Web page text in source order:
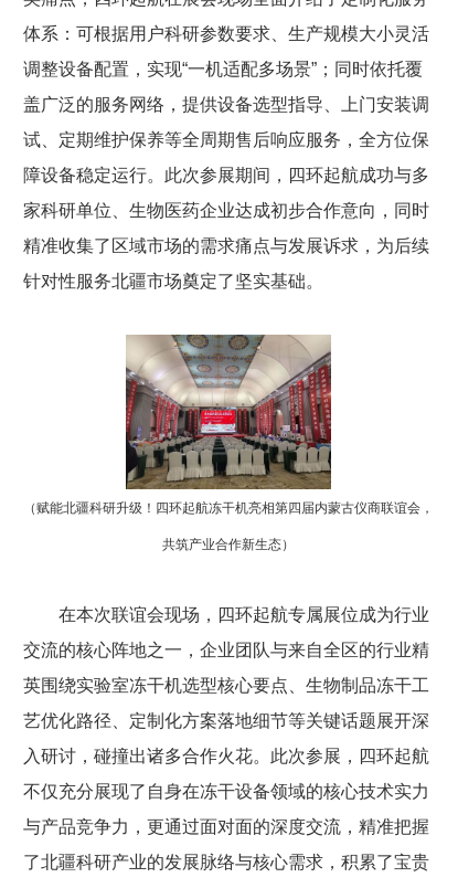
体系：可根据用户科研参数要求、生产规模大小灵活
调整设备配置，实现“一机适配多场景”；同时依托覆
盖广泛的服务网络，提供设备选型指导、上门安装调
试、定期维护保养等全周期售后响应服务，全方位保
障设备稳定运行。此次参展期间，四环起航成功与多
家科研单位、生物医药企业达成初步合作意向，同时
精准收集了区域市场的需求痛点与发展诉求，为后续
针对性服务北疆市场奠定了坚实基础。
（赋能北疆科研升级！四环起航冻干机亮相第四届内蒙古仪商联谊会，
共筑产业合作新生态）
在本次联谊会现场，四环起航专属展位成为行业
交流的核心阵地之一，企业团队与来自全区的行业精
英围绕实验室冻干机选型核心要点、生物制品冻干工
艺优化路径、定制化方案落地细节等关键话题展开深
入研讨，碰撞出诸多合作火花。此次参展，四环起航
不仅充分展现了自身在冻干设备领域的核心技术实力
与产品竞争力，更通过面对面的深度交流，精准把握
了北疆科研产业的发展脉络与核心需求，积累了宝贵